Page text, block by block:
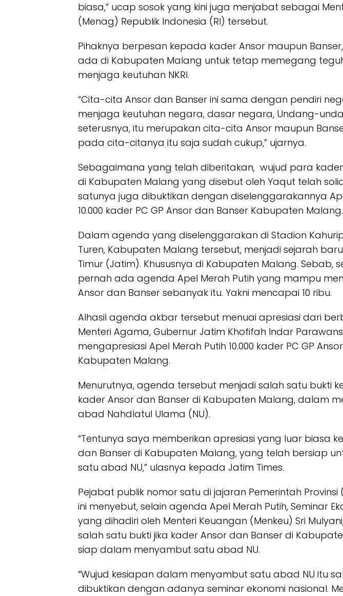
biasa,” ucap sosok yang kini juga menjabat sebagai
(Menag) Republik Indonesia (RI) tersebut.
Pihaknya berpesan kepada kader Ansor maupun
ada di Kabupaten Malang untuk tetap memegang
menjaga keutuhan NKRI.
“Cita-cita Ansor dan Banser ini sama dengan pendiri
menjaga keutuhan negara, dasar negara, Undang-
seterusnya, itu merupakan cita-cita Ansor maupun
pada cita-citanya itu saja sudah cukup,” ujarnya.
Sebagaimana yang telah diberitakan, wujud para
di Kabupaten Malang yang disebut oleh Yaqut telah
satunya juga dibuktikan dengan diselenggarakannya
10.000 kader PC GP Ansor dan Banser Kabupaten Malang.
Dalam agenda yang diselenggarakan di Stadion
Turen, Kabupaten Malang tersebut, menjadi sejarah
Timur (Jatim). Khususnya di Kabupaten Malang. Sebab,
pernah ada agenda Apel Merah Putih yang mampu
Ansor dan Banser sebanyak itu. Yakni mencapai 10 ribu.
Alhasil agenda akbar tersebut menuai apresiasi dari
Menteri Agama, Gubernur Jatim Khofifah Indar
mengapresiasi Apel Merah Putih 10.000 kader PC GP
Kabupaten Malang.
Menurutnya, agenda tersebut menjadi salah satu bukti
kader Ansor dan Banser di Kabupaten Malang, dalam
abad Nahdlatul Ulama (NU).
“Tentunya saya memberikan apresiasi yang luar biasa
dan Banser di Kabupaten Malang, yang telah bersiap
satu abad NU,” ulasnya kepada Jatim Times.
Pejabat publik nomor satu di jajaran Pemerintah
ini menyebut, selain agenda Apel Merah Putih, Seminar
yang dihadiri oleh Menteri Keuangan (Menkeu) Sri
salah satu bukti jika kader Ansor dan Banser di
siap dalam menyambut satu abad NU.
“Wujud kesiapan dalam menyambut satu abad NU itu
dibuktikan dengan adanya seminar ekonomi nasional.